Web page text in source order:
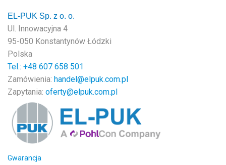
EL-PUK Sp. z o. o.
Ul. Innowacyjna 4
95-050 Konstantynów Łódzki
Polska
Tel.: +48 607 658 501
Zamówienia: handel@elpuk.com.pl
Zapytania: oferty@elpuk.com.pl
Gwarancja